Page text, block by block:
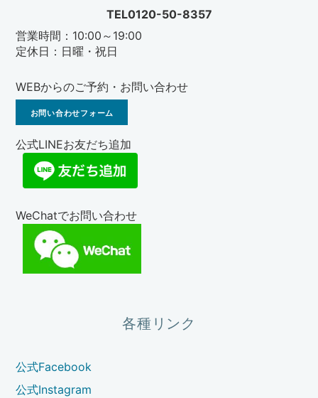
TEL0120-50-8357
営業時間：10:00～19:00
定休日：日曜・祝日
WEBからのご予約・お問い合わせ
お問い合わせフォーム
公式LINEお友だち追加
WeChatでお問い合わせ
各種リンク
公式Facebook
公式Instagram